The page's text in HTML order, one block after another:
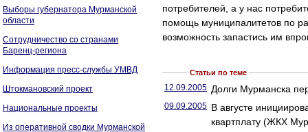
Выборы губернатора Мурманской
области
Сотрудничество со странами
Баренц-региона
Информация пресс-службы УМВД
Штокмановский проект
Национальные проекты
Из оперативной сводки Мурманской
потребителей, а у нас
помощь муниципалитетов по
возможность запастись им
Статьи по теме
12.09.2005 Долги Мурманска
09.09.2005 В августе
квартплату (ЖКХ